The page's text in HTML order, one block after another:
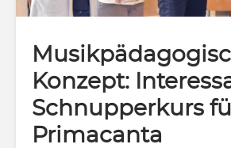
Konzept:
Schnupperkurs
Primacanta